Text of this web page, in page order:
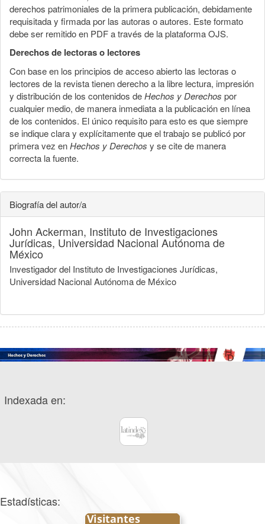
derechos patrimoniales de la primera publicación, debidamente
requisitada y firmada por las autoras o autores. Este formato
debe ser remitido en PDF a través de la plataforma OJS.
Derechos de lectoras o lectores
Con base en los principios de acceso abierto las lectoras o
lectores de la revista tienen derecho a la libre lectura, impresión
y distribución de los contenidos deHechos y Derechos por
cualquier medio, de manera inmediata a la publicación en línea
de los contenidos. El único requisito para esto es que siempre
se indique clara y explícitamente que el trabajo se publicó por
primera vez enHechos y Derechos y se cite de manera
correcta la fuente.
Biografía del autor/a
John Ackerman, Instituto de Investigaciones
Jurídicas, Universidad Nacional Autónoma de
México
Investigador del Instituto de Investigaciones Jurídicas,
Universidad Nacional Autónoma de México
Indexada en:
Estadísticas: